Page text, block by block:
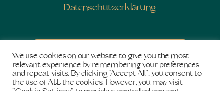
Datenschutzerklärung
Newsletter abonnieren
We use cookies on our website to give you the most
relevant experience by remembering your preferences
and repeat visits. By clicking “Accept All”, you consent to
the use of ALL the cookies. However, you may visit